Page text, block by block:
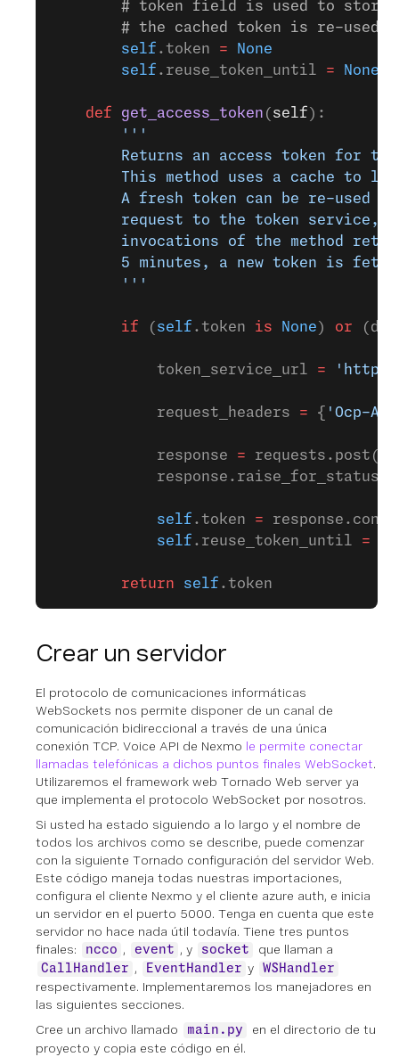
# token field is used to store
# the cached token is re-used
        self
.token = None
        self
.reuse_token_until = None
    def
get_access_token ( self ):
        '''
Returns an access token for
This method uses a cache to
A fresh token can be re-used
request to the token service,
invocations of the method
5 minutes, a new token is
        '''
        if
( self .token is None ) or
            token_service_url
=
            request_headers
= { 'Ocp-
            response
=
            response.raise_for_status()
            self
.token =
            self
.reuse_token_until =
        return
self .token
Crear un servidor
El protocolo de comunicaciones informáticas
WebSockets nos permite disponer de un canal de
comunicación bidireccional a través de una única
conexión TCP. Voice API de Nexmo le permite conectar
llamadas telefónicas a dichos puntos finales WebSocket.
Utilizaremos el framework web Tornado Web server ya
que implementa el protocolo WebSocket por nosotros.
Si usted ha estado siguiendo a lo largo y el nombre de
todos los archivos como se describe, puede comenzar
con la siguiente Tornado configuración del servidor Web.
Este código maneja todas nuestras importaciones,
configura el cliente Nexmo y el cliente azure auth, e inicia
un servidor en el puerto 5000. Tenga en cuenta que este
servidor no hace nada útil todavía. Tiene tres puntos
finales:
ncco , event , y socket que llaman a
CallHandler , EventHandler y WSHandler
respectivamente. Implementaremos los manejadores en
las siguientes secciones.
Cree un archivo llamado
main.py
en el directorio de tu
proyecto y copia este código en él.